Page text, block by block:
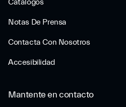
Catálogos
Notas De Prensa
Contacta Con Nosotros
Accesibilidad
Mantente en contacto